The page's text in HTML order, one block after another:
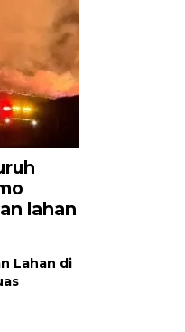
lahan
Lahan di